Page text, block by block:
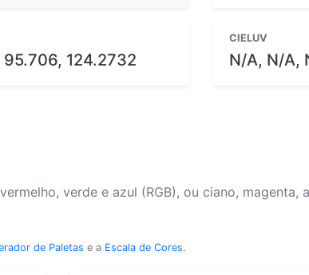
124.2732
CIELUV
N/A, N/A,
verde e azul (RGB), ou ciano, magenta,
de Paletas e a Escala de Cores.